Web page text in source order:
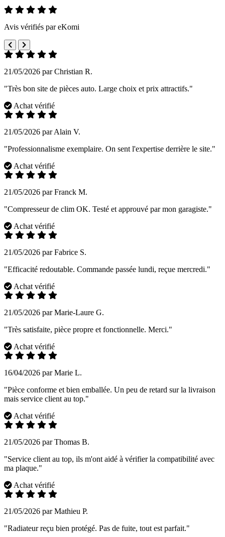
Avis vérifiés par eKomi
21/05/2026 par Christian R.
"Très bon site de pièces auto. Large choix et prix attractifs."
Achat vérifié
21/05/2026 par Alain V.
"Professionnalisme exemplaire. On sent l'expertise derrière le site."
Achat vérifié
21/05/2026 par Franck M.
"Compresseur de clim OK. Testé et approuvé par mon garagiste."
Achat vérifié
21/05/2026 par Fabrice S.
"Efficacité redoutable. Commande passée lundi, reçue mercredi."
Achat vérifié
21/05/2026 par Marie-Laure G.
"Très satisfaite, pièce propre et fonctionnelle. Merci."
Achat vérifié
16/04/2026 par Marie L.
"Pièce conforme et bien emballée. Un peu de retard sur la livraison
mais service client au top."
Achat vérifié
21/05/2026 par Thomas B.
"Service client au top, ils m'ont aidé à vérifier la compatibilité avec
ma plaque."
Achat vérifié
21/05/2026 par Mathieu P.
"Radiateur reçu bien protégé. Pas de fuite, tout est parfait."